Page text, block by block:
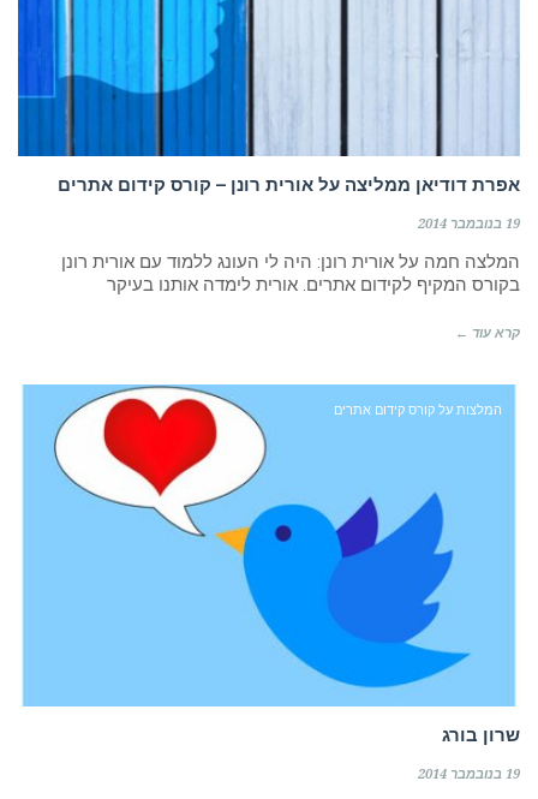
אפרת דודיאן ממליצה על אורית רונן – קורס קידום אתרים
19 בנובמבר 2014
המלצה חמה על אורית רונן: היה לי העונג ללמוד עם אורית רונן
בקורס המקיף לקידום אתרים. אורית לימדה אותנו בעיקר
קרא עוד ←
המלצות על קורס קידום אתרים
שרון בורג
19 בנובמבר 2014
בא לכם לגדול? זמינה לשיחה
רוצה לקבל מידע בדוא"ל מידע על קורסים וסדנאות
בדרך אליך